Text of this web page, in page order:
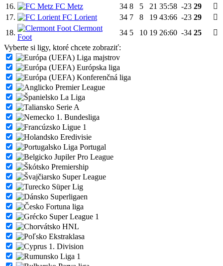
16.
FC Metz 34 8 5 21 35:58 -23 29
17.
FC Lorient 34 7 8 19 43:66 -23 29
18.
Clermont
Foot
34 5 10 19 26:60 -34 25
Vyberte si ligy, ktoré chcete zobraziť:
Liga majstrov
Európska liga
Konferenčná liga
Premier League
La Liga
Serie A
1. Bundesliga
Ligue 1
Eredivisie
Liga Portugal
Jupiler Pro League
Premiership
Super League
Süper Lig
Superligaen
Fortuna liga
Super League 1
HNL
Ekstraklasa
1. Division
Liga 1